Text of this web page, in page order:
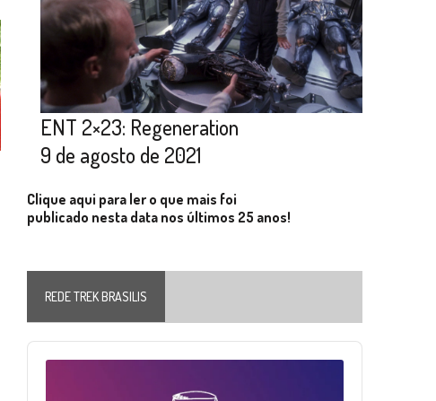
ENT 2×23: Regeneration
9 de agosto de 2021
Clique aqui para ler o que mais foi
publicado nesta data nos últimos 25 anos!
REDE TREK BRASILIS
Audio
Player